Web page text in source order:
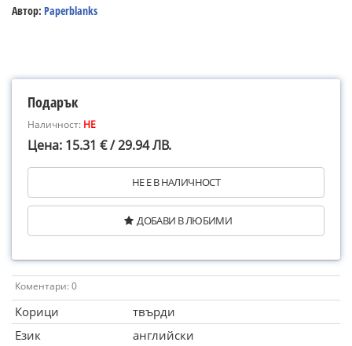
Автор: Paperblanks
Подарък
Наличност: НЕ
Цена: 15.31 € / 29.94 ЛВ.
НЕ Е В НАЛИЧНОСТ
ДОБАВИ В ЛЮБИМИ
Коментари: 0
Корици
твърди
Език
английски